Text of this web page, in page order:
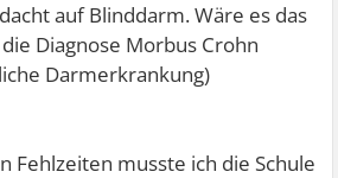
auf Blinddarm. Wäre es das
Diagnose Morbus Crohn
Darmerkrankung)
Fehlzeiten musste ich die Schule